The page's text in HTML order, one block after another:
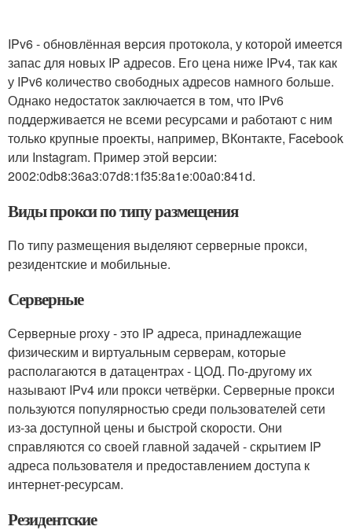
IPv6 - обновлённая версия протокола, у которой имеется
запас для новых IP адресов. Его цена ниже IPv4, так как
у IPv6 количество свободных адресов намного больше.
Однако недостаток заключается в том, что IPv6
поддерживается не всеми ресурсами и работают с ним
только крупные проекты, например, ВКонтакте, Facebook
или Instagram. Пример этой версии:
2002:0db8:36a3:07d8:1f35:8a1e:00a0:841d.
Виды прокси по типу размещения
По типу размещения выделяют серверные прокси,
резидентские и мобильные.
Серверные
Серверные proxy - это IP адреса, принадлежащие
физическим и виртуальным серверам, которые
располагаются в датацентрах - ЦОД. По-другому их
называют IPv4 или прокси четвёрки. Серверные прокси
пользуются популярностью среди пользователей сети
из-за доступной цены и быстрой скорости. Они
справляются со своей главной задачей - скрытием IP
адреса пользователя и предоставлением доступа к
интернет-ресурсам.
Резидентские